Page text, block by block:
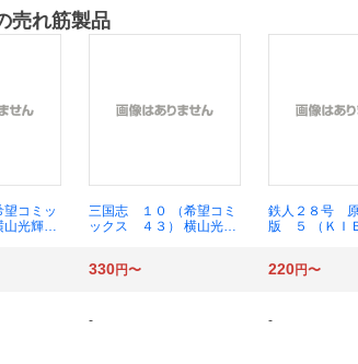
売れ筋製品
コミッ
光輝／
三国志 １０ （希望コミ
ックス ４３） 横山光輝
鉄人２８号
版 ５ （ＫＩ
ション／監修
330円〜 220円〜
- -